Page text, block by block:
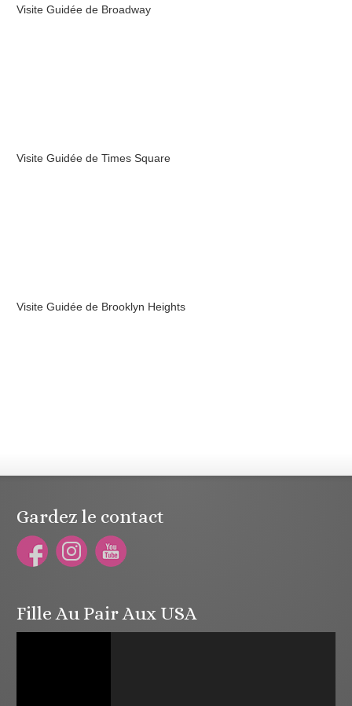
Visite Guidée de Broadway
Visite Guidée de Times Square
Visite Guidée de Brooklyn Heights
Gardez le contact
Fille Au Pair Aux USA